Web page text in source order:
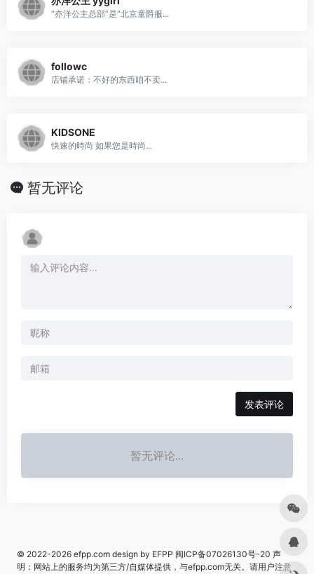
“亦洋公主总部”是“北京童爵服...
followc
店铺承诺：不好的东西咱不卖...
KIDSONE
快速的時尚 如果您是時尚...
暂无评论
发表评论
暂无评论...
© 2022-2026 efpp.com design by EFPP 闽ICP备07026130号-20 声
明：网站上的服务均为第三方/自媒体提供，与efpp.com无关。请用户注意